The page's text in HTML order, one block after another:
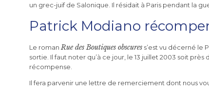
un grec-juif de Salonique. Il résidait à Paris pendant la
Patrick Modiano
Le roman Rue des Boutiques obscures s’est vu décerné le
sortie. Il faut noter qu’à ce jour, le 13 juillet 2003 soit
récompense.
Il fera parvenir une lettre de remerciement dont nous